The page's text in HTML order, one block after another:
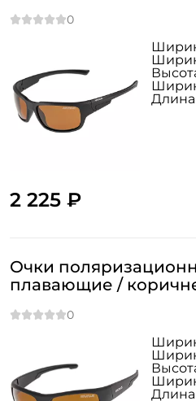
2 225 ₽
Очки
плавающие /